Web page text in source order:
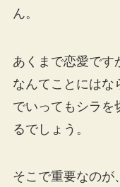
ん。
あくまで恋愛です
なんてことにはな
でいってもシラを
るでしょう。
そこで重要なのが